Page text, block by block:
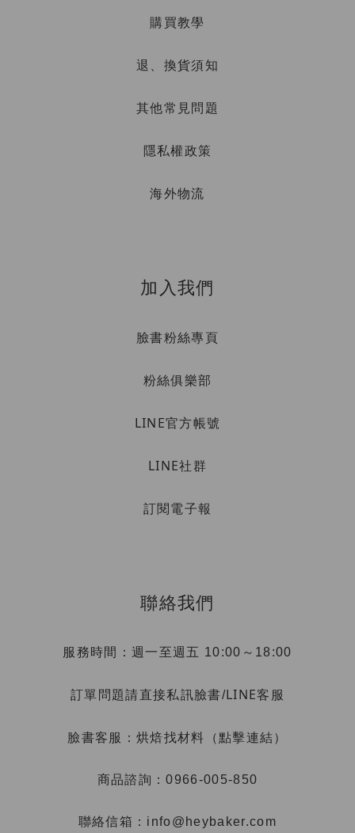
購買教學
退、換貨須知
其他常見問題
隱私權政策
海外物流
加入我們
臉書粉絲專頁
粉絲俱樂部
LINE官方帳號
LINE社群
訂閱電子報
聯絡我們
服務時間：週一至週五 10:00～18:00
訂單問題請直接私訊臉書/LINE客服
臉書客服： 烘焙找材料（點擊連結）
商品諮詢：0966-005-850
聯絡信箱：info@heybaker.com